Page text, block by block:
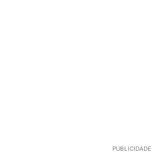
PUBLICIDADE